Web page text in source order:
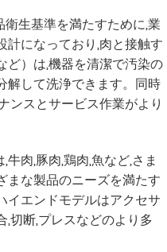
生基準を満たすために,業
計になっており,肉と接触す
ど）は,機器を清潔で汚染の
解して洗浄できます。同時
ンスとサービス作業がより
肉,豚肉,鶏肉,魚など,さま
まな製品のニーズを満たす
イエンドモデルはアクセサ
,切断,プレスなどのより多